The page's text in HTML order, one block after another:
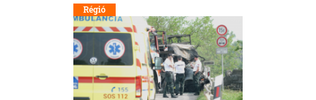
Régió